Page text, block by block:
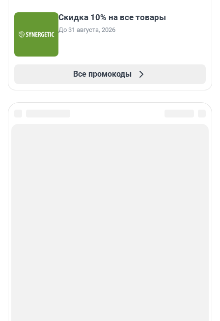
Скидка 10% на все товары
До 31 августа, 2026
Все промокоды